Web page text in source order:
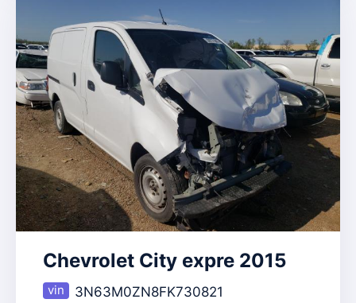
Chevrolet City expre 2015
3N63M0ZN8FK730821